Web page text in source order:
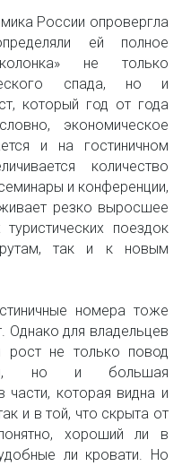
России опровергла
ей полное
не только
спада, но и
который год от года
экономическое
и на гостиничном
количество
и конференции,
резко выросшее
туристических поездок
так и к новым
номера тоже
Однако для владельцев
рост не только повод
но и большая
части, которая видна и
и в той, что скрыта от
хороший ли в
ли кровати. Но